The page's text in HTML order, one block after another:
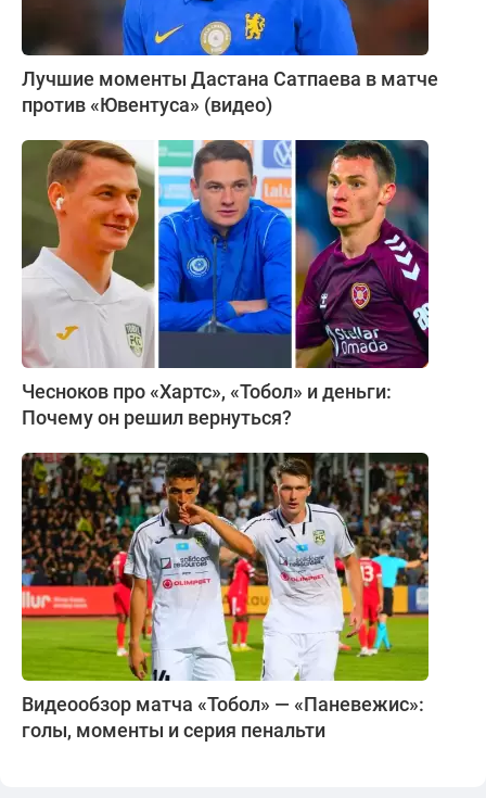
Лучшие моменты Дастана Сатпаева в матче
против «Ювентуса» (видео)
Чесноков про «Хартс», «Тобол» и деньги:
Почему он решил вернуться?
Видеообзор матча «Тобол» — «Паневежис»:
голы, моменты и серия пенальти